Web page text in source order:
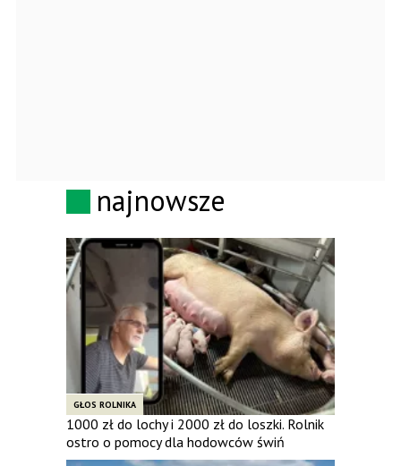
najnowsze
GŁOS ROLNIKA
1000 zł do lochy i 2000 zł do loszki. Rolnik
ostro o pomocy dla hodowców świń